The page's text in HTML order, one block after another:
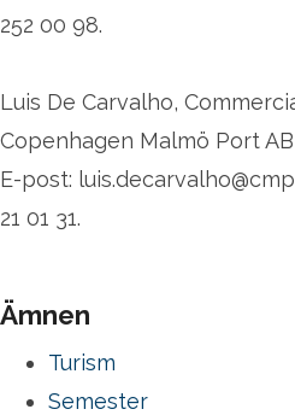
252 00 98.
Luis De Carvalho,
Copenhagen Malmö Port AB
E-post:
21 01 31.
Ämnen
Turism
Semester